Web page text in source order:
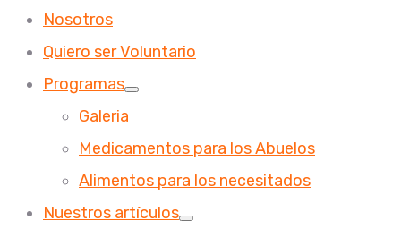
Nosotros
Quiero ser Voluntario
Programas
Galeria
Medicamentos para los Abuelos
Alimentos para los necesitados
Nuestros artículos